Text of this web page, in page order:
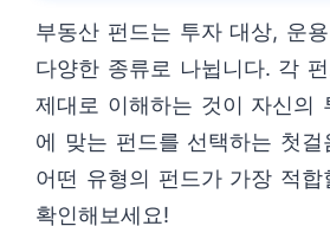
부동산 펀드는 투자 대상, 운
다양한 종류로 나뉩니다. 각
제대로 이해하는 것이 자신의
에 맞는 펀드를 선택하는 첫걸
어떤 유형의 펀드가 가장 적합
확인해보세요!